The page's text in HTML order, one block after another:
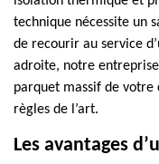
technique nécessite un
de recourir au service
adroite, notre
parquet massif de votre
règles de l’art.
Les avantages